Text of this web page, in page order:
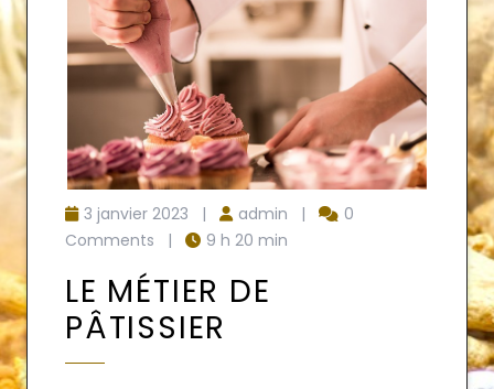
3 janvier 2023 | admin |
0
Comments
| 9 h 20 min
LE MÉTIER DE
PÂTISSIER